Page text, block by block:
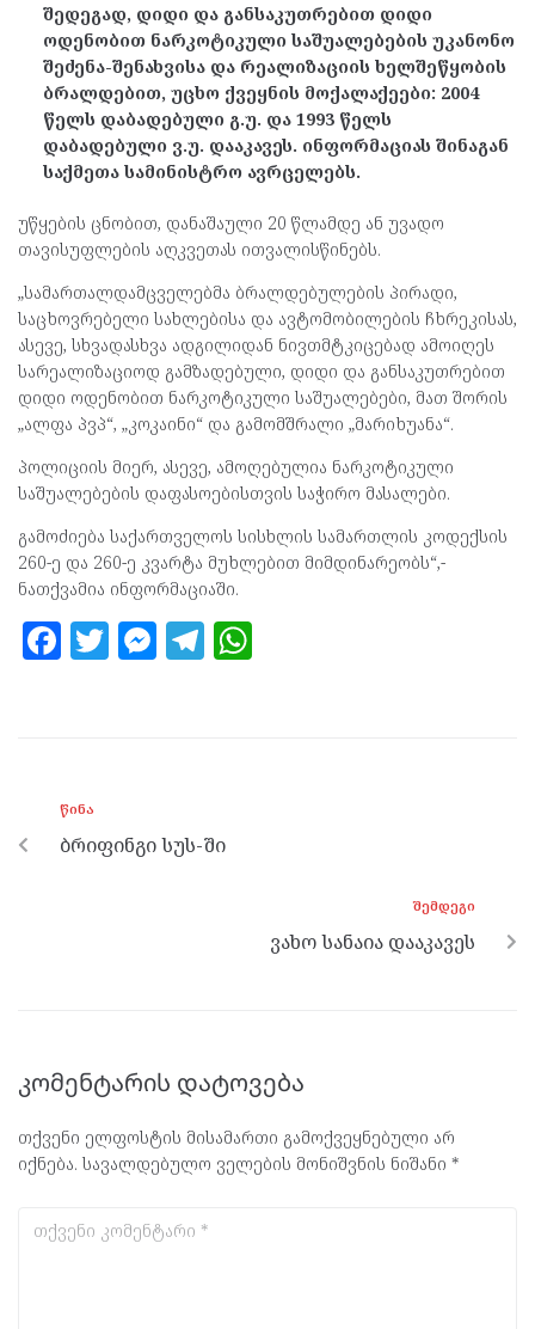
შედეგად, დიდი და განსაკუთრებით დიდი
ოდენობით ნარკოტიკული საშუალებების უკანონო
შეძენა-შენახვისა და რეალიზაციის ხელშეწყობის
ბრალდებით, უცხო ქვეყნის მოქალაქეები: 2004
წელს დაბადებული გ.უ. და 1993 წელს
დაბადებული ვ.უ. დააკავეს. ინფორმაციას შინაგან
საქმეთა სამინისტრო ავრცელებს.
უწყების ცნობით, დანაშაული 20 წლამდე ან უვადო
თავისუფლების აღკვეთას ითვალისწინებს.
„სამართალდამცველებმა ბრალდებულების პირადი,
საცხოვრებელი სახლებისა და ავტომობილების ჩხრეკისას,
ასევე, სხვადასხვა ადგილიდან ნივთმტკიცებად ამოიღეს
სარეალიზაციოდ გამზადებული, დიდი და განსაკუთრებით
დიდი ოდენობით ნარკოტიკული საშუალებები, მათ შორის
„ალფა პვპ“, „კოკაინი“ და გამომშრალი „მარიხუანა“.
პოლიციის მიერ, ასევე, ამოღებულია ნარკოტიკული
საშუალებების დაფასოებისთვის საჭირო მასალები.
გამოძიება საქართველოს სისხლის სამართლის კოდექსის
260-ე და 260-ე კვარტა მუხლებით მიმდინარეობს“,-
ნათქვამია ინფორმაციაში.
F
a
o
o
k
T
w
M
es
er
T
el
m
ᲬᲘᲜᲐ
ბრიფინგი სუს-ში
ᲨᲔᲛᲓᲔᲒᲘ
ვახო სანაია დააკავეს
კომენტარის დატოვება
თქვენი ელფოსტის მისამართი გამოქვეყნებული არ
იქნება. სავალდებულო ველების მონიშვნის ნიშანი *